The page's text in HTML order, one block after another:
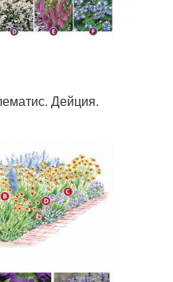
Дейция.